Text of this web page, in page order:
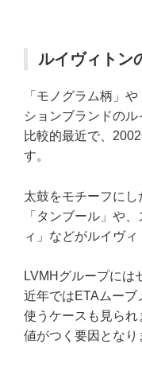
ルイヴィトン
「モノグラム柄」
ションブランドの
比較的最近で、
す。
太鼓をモチーフに
「タンブール」や
ィ」などがルイヴィ
LVMHグループには
近年ではETAムーブ
使うケースも見ら
値がつく要因となり